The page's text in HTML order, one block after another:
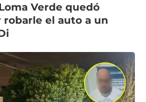
Verde quedó
el auto a un